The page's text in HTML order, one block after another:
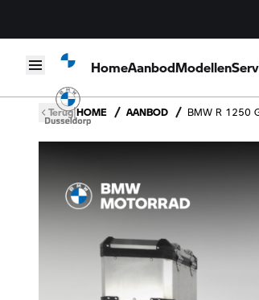
HomeAanbodModellen
Skip to content
Terug|HOME AANBOD BMW R 1250